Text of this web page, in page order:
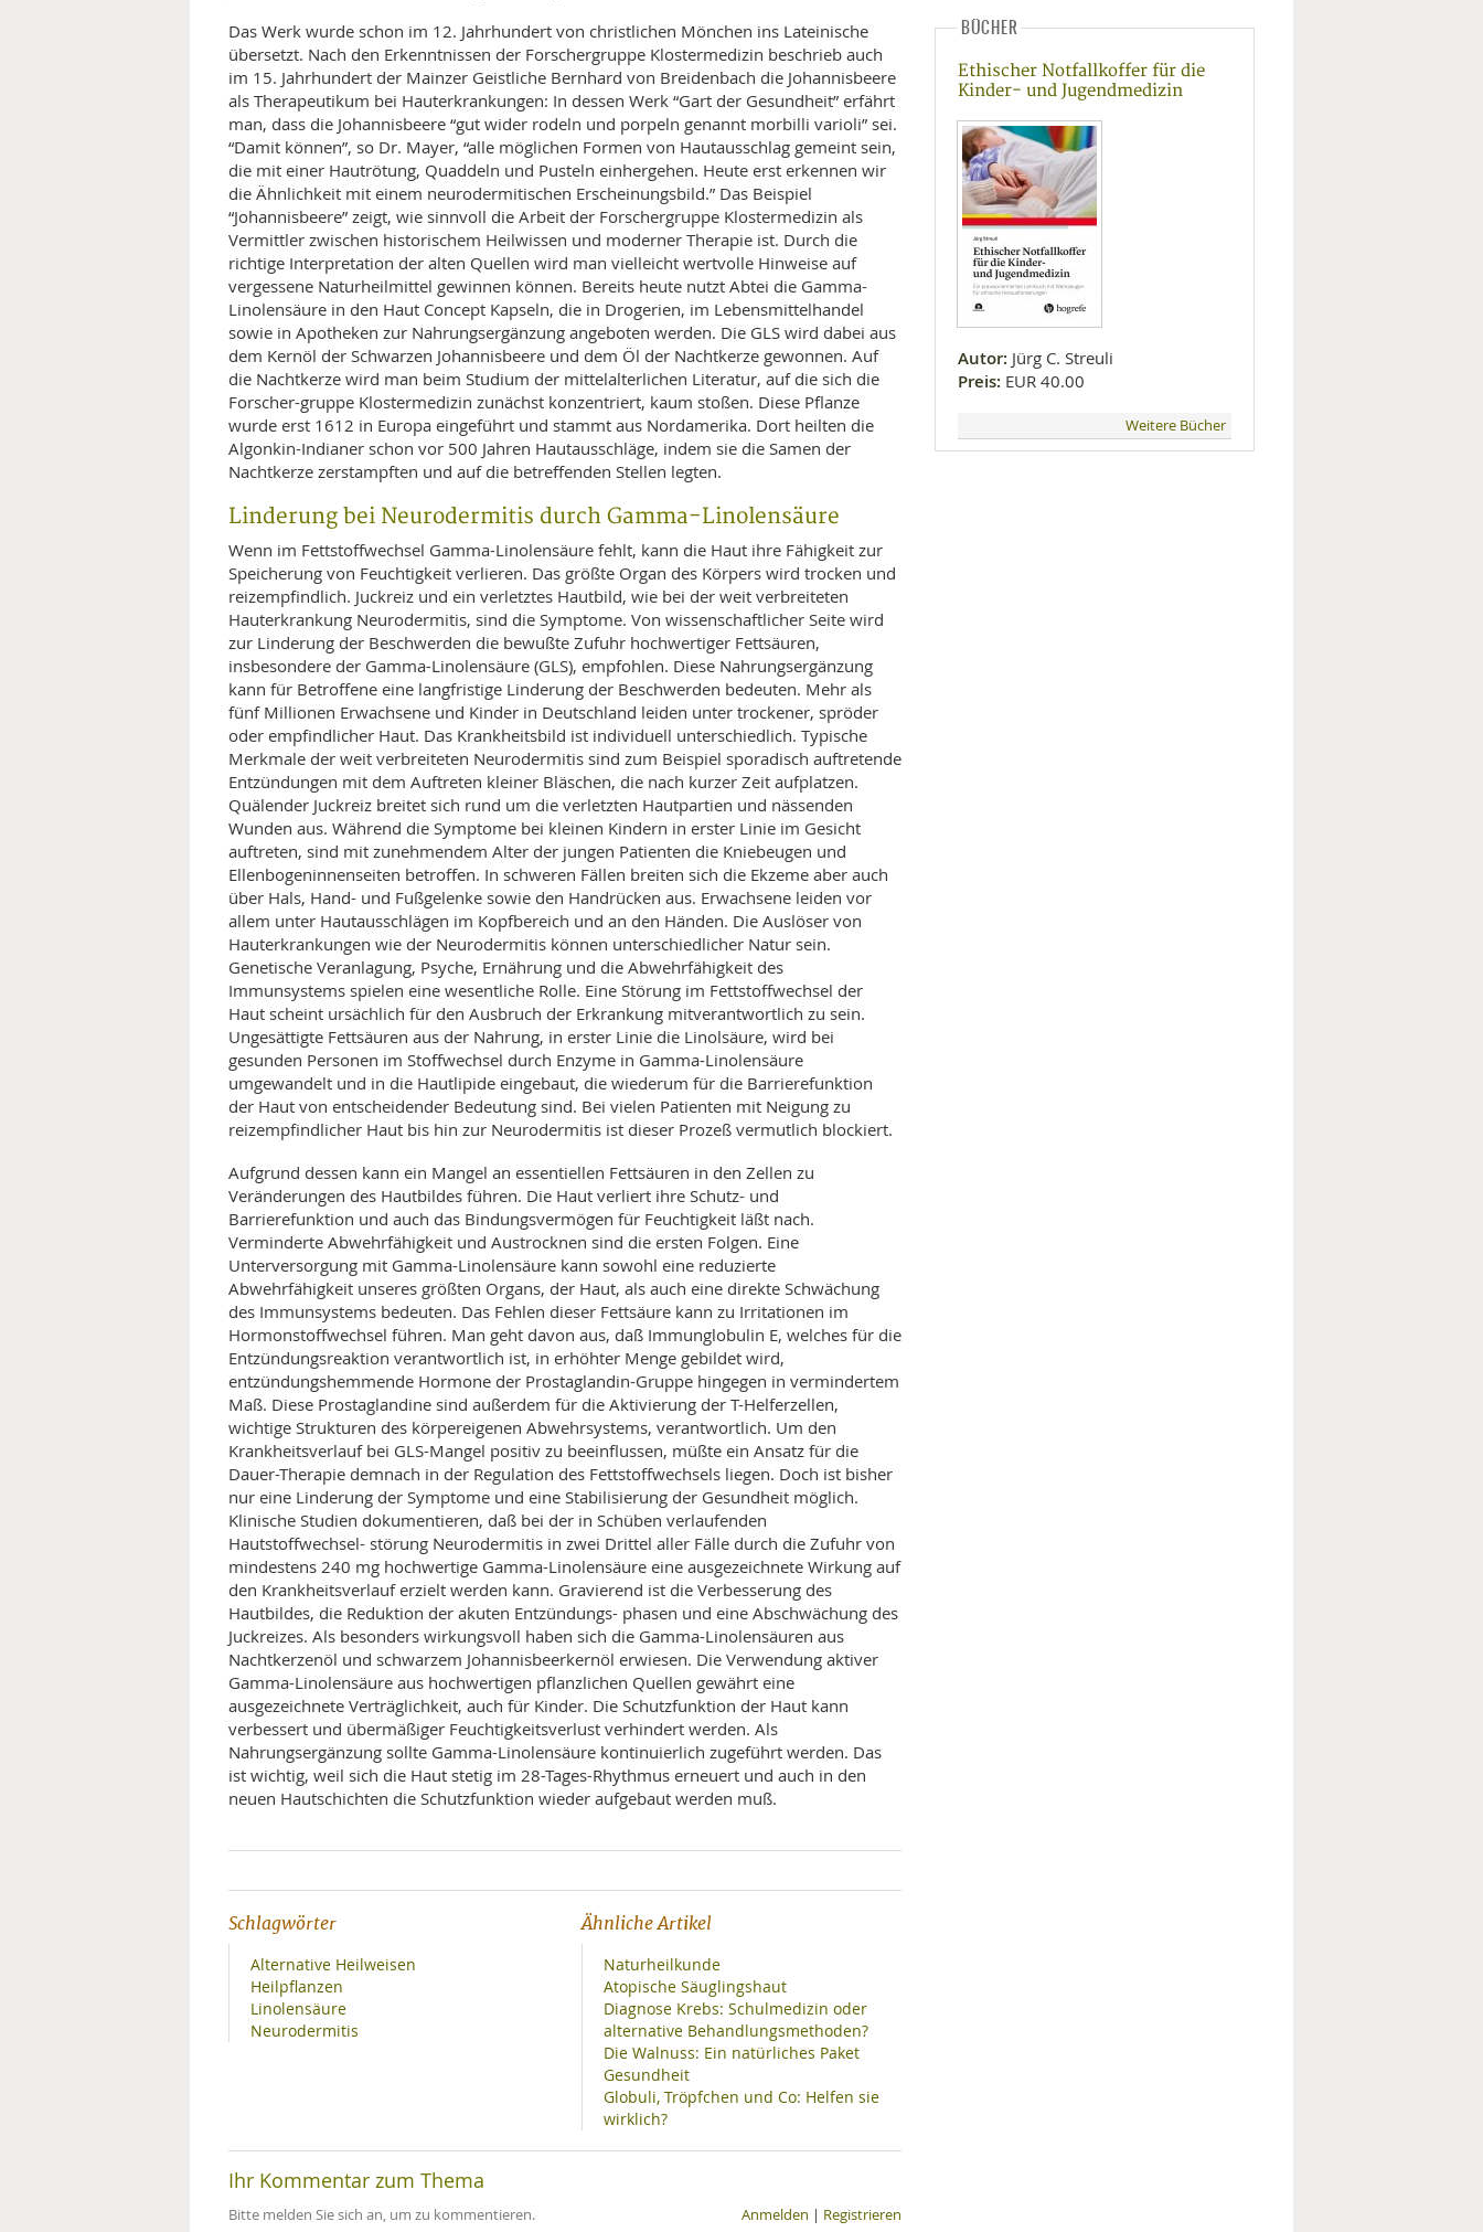
Das Werk wurde schon im 12. Jahrhundert von christlichen Mönchen ins Lateinische
übersetzt. Nach den Erkenntnissen der Forschergruppe Klostermedizin beschrieb auch
im 15. Jahrhundert der Mainzer Geistliche Bernhard von Breidenbach die Johannisbeere
als Therapeutikum bei Hauterkrankungen: In dessen Werk “Gart der Gesundheit” erfährt
man, dass die Johannisbeere “gut wider rodeln und porpeln genannt morbilli varioli” sei.
“Damit können”, so Dr. Mayer, “alle möglichen Formen von Hautausschlag gemeint sein,
die mit einer Hautrötung, Quaddeln und Pusteln einhergehen. Heute erst erkennen wir
die Ähnlichkeit mit einem neurodermitischen Erscheinungsbild.” Das Beispiel
“Johannisbeere” zeigt, wie sinnvoll die Arbeit der Forschergruppe Klostermedizin als
Vermittler zwischen historischem Heilwissen und moderner Therapie ist. Durch die
richtige Interpretation der alten Quellen wird man vielleicht wertvolle Hinweise auf
vergessene Naturheilmittel gewinnen können. Bereits heute nutzt Abtei die Gamma-
Linolensäure in den Haut Concept Kapseln, die in Drogerien, im Lebensmittelhandel
sowie in Apotheken zur Nahrungsergänzung angeboten werden. Die GLS wird dabei aus
dem Kernöl der Schwarzen Johannisbeere und dem Öl der Nachtkerze gewonnen. Auf
die Nachtkerze wird man beim Studium der mittelalterlichen Literatur, auf die sich die
Forscher-gruppe Klostermedizin zunächst konzentriert, kaum stoßen. Diese Pflanze
wurde erst 1612 in Europa eingeführt und stammt aus Nordamerika. Dort heilten die
Algonkin-Indianer schon vor 500 Jahren Hautausschläge, indem sie die Samen der
Nachtkerze zerstampften und auf die betreffenden Stellen legten.
Linderung bei Neurodermitis durch Gamma-Linolensäure
Wenn im Fettstoffwechsel Gamma-Linolensäure fehlt, kann die Haut ihre Fähigkeit zur
Speicherung von Feuchtigkeit verlieren. Das größte Organ des Körpers wird trocken und
reizempfindlich. Juckreiz und ein verletztes Hautbild, wie bei der weit verbreiteten
Hauterkrankung Neurodermitis, sind die Symptome. Von wissenschaftlicher Seite wird
zur Linderung der Beschwerden die bewußte Zufuhr hochwertiger Fettsäuren,
insbesondere der Gamma-Linolensäure (GLS), empfohlen. Diese Nahrungsergänzung
kann für Betroffene eine langfristige Linderung der Beschwerden bedeuten. Mehr als
fünf Millionen Erwachsene und Kinder in Deutschland leiden unter trockener, spröder
oder empfindlicher Haut. Das Krankheitsbild ist individuell unterschiedlich. Typische
Merkmale der weit verbreiteten Neurodermitis sind zum Beispiel sporadisch auftretende
Entzündungen mit dem Auftreten kleiner Bläschen, die nach kurzer Zeit aufplatzen.
Quälender Juckreiz breitet sich rund um die verletzten Hautpartien und nässenden
Wunden aus. Während die Symptome bei kleinen Kindern in erster Linie im Gesicht
auftreten, sind mit zunehmendem Alter der jungen Patienten die Kniebeugen und
Ellenbogeninnenseiten betroffen. In schweren Fällen breiten sich die Ekzeme aber auch
über Hals, Hand- und Fußgelenke sowie den Handrücken aus. Erwachsene leiden vor
allem unter Hautausschlägen im Kopfbereich und an den Händen. Die Auslöser von
Hauterkrankungen wie der Neurodermitis können unterschiedlicher Natur sein.
Genetische Veranlagung, Psyche, Ernährung und die Abwehrfähigkeit des
Immunsystems spielen eine wesentliche Rolle. Eine Störung im Fettstoffwechsel der
Haut scheint ursächlich für den Ausbruch der Erkrankung mitverantwortlich zu sein.
Ungesättigte Fettsäuren aus der Nahrung, in erster Linie die Linolsäure, wird bei
gesunden Personen im Stoffwechsel durch Enzyme in Gamma-Linolensäure
umgewandelt und in die Hautlipide eingebaut, die wiederum für die Barrierefunktion
der Haut von entscheidender Bedeutung sind. Bei vielen Patienten mit Neigung zu
reizempfindlicher Haut bis hin zur Neurodermitis ist dieser Prozeß vermutlich blockiert.
Aufgrund dessen kann ein Mangel an essentiellen Fettsäuren in den Zellen zu
Veränderungen des Hautbildes führen. Die Haut verliert ihre Schutz- und
Barrierefunktion und auch das Bindungsvermögen für Feuchtigkeit läßt nach.
Verminderte Abwehrfähigkeit und Austrocknen sind die ersten Folgen. Eine
Unterversorgung mit Gamma-Linolensäure kann sowohl eine reduzierte
Abwehrfähigkeit unseres größten Organs, der Haut, als auch eine direkte Schwächung
des Immunsystems bedeuten. Das Fehlen dieser Fettsäure kann zu Irritationen im
Hormonstoffwechsel führen. Man geht davon aus, daß Immunglobulin E, welches für die
Entzündungsreaktion verantwortlich ist, in erhöhter Menge gebildet wird,
entzündungshemmende Hormone der Prostaglandin-Gruppe hingegen in vermindertem
Maß. Diese Prostaglandine sind außerdem für die Aktivierung der T-Helferzellen,
wichtige Strukturen des körpereigenen Abwehrsystems, verantwortlich. Um den
Krankheitsverlauf bei GLS-Mangel positiv zu beeinflussen, müßte ein Ansatz für die
Dauer-Therapie demnach in der Regulation des Fettstoffwechsels liegen. Doch ist bisher
nur eine Linderung der Symptome und eine Stabilisierung der Gesundheit möglich.
Klinische Studien dokumentieren, daß bei der in Schüben verlaufenden
Hautstoffwechsel- störung Neurodermitis in zwei Drittel aller Fälle durch die Zufuhr von
mindestens 240 mg hochwertige Gamma-Linolensäure eine ausgezeichnete Wirkung auf
den Krankheitsverlauf erzielt werden kann. Gravierend ist die Verbesserung des
Hautbildes, die Reduktion der akuten Entzündungs- phasen und eine Abschwächung des
Juckreizes. Als besonders wirkungsvoll haben sich die Gamma-Linolensäuren aus
Nachtkerzenöl und schwarzem Johannisbeerkernöl erwiesen. Die Verwendung aktiver
Gamma-Linolensäure aus hochwertigen pflanzlichen Quellen gewährt eine
ausgezeichnete Verträglichkeit, auch für Kinder. Die Schutzfunktion der Haut kann
verbessert und übermäßiger Feuchtigkeitsverlust verhindert werden. Als
Nahrungsergänzung sollte Gamma-Linolensäure kontinuierlich zugeführt werden. Das
ist wichtig, weil sich die Haut stetig im 28-Tages-Rhythmus erneuert und auch in den
neuen Hautschichten die Schutzfunktion wieder aufgebaut werden muß.
Schlagwörter
Alternative Heilweisen
Heilpflanzen
Linolensäure
Neurodermitis
Ähnliche Artikel
Naturheilkunde
Atopische Säuglingshaut
Diagnose Krebs: Schulmedizin oder
alternative Behandlungsmethoden?
Die Walnuss: Ein natürliches Paket
Gesundheit
Globuli, Tröpfchen und Co: Helfen sie
wirklich?
Ihr Kommentar zum Thema
Bitte melden Sie sich an, um zu kommentieren. Anmelden | Registrieren
BÜCHER
Ethischer Notfallkoffer für die
Kinder- und Jugendmedizin
Autor: Jürg C. Streuli
Preis: EUR 40.00
Weitere Bücher